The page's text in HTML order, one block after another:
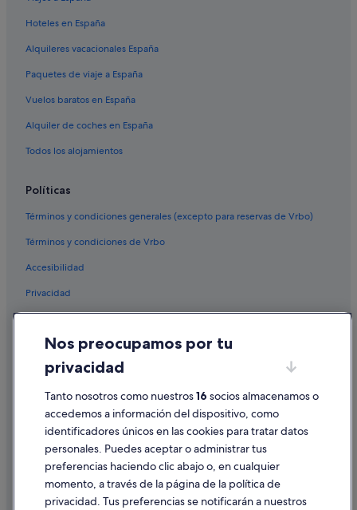
Hoteles en España
Alquileres vacacionales España
Paquetes de viaje a España
Vuelos baratos en España
Alquiler de coches en España
Todos los alojamientos
Políticas
Términos y condiciones generales (excepto para reservas de Vrbo)
Términos y condiciones de Vrbo
Accesibilidad
Privacidad
Condiciones de uso
Información legal/contacto
Pautas sobre el contenido y cómo denunciar contenido
Ayuda
Cancelar un vuelo
Nos preocupamos por tu
privacidad
Tanto nosotros como nuestros16 socios almacenamos o
accedemos a información del dispositivo, como
identificadores únicos en las cookies para tratar datos
personales. Puedes aceptar o administrar tus
preferencias haciendo clic abajo o, en cualquier
momento, a través de la página de la política de
privacidad. Tus preferencias se notificarán a nuestros